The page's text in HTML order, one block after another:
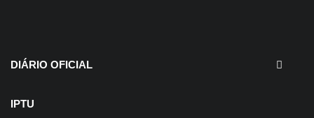
Processo Seletivo
DIÁRIO OFICIAL
IPTU